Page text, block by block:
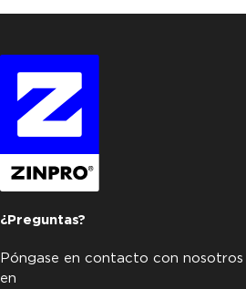
¿Preguntas?
Póngase en contacto con nosotros
en